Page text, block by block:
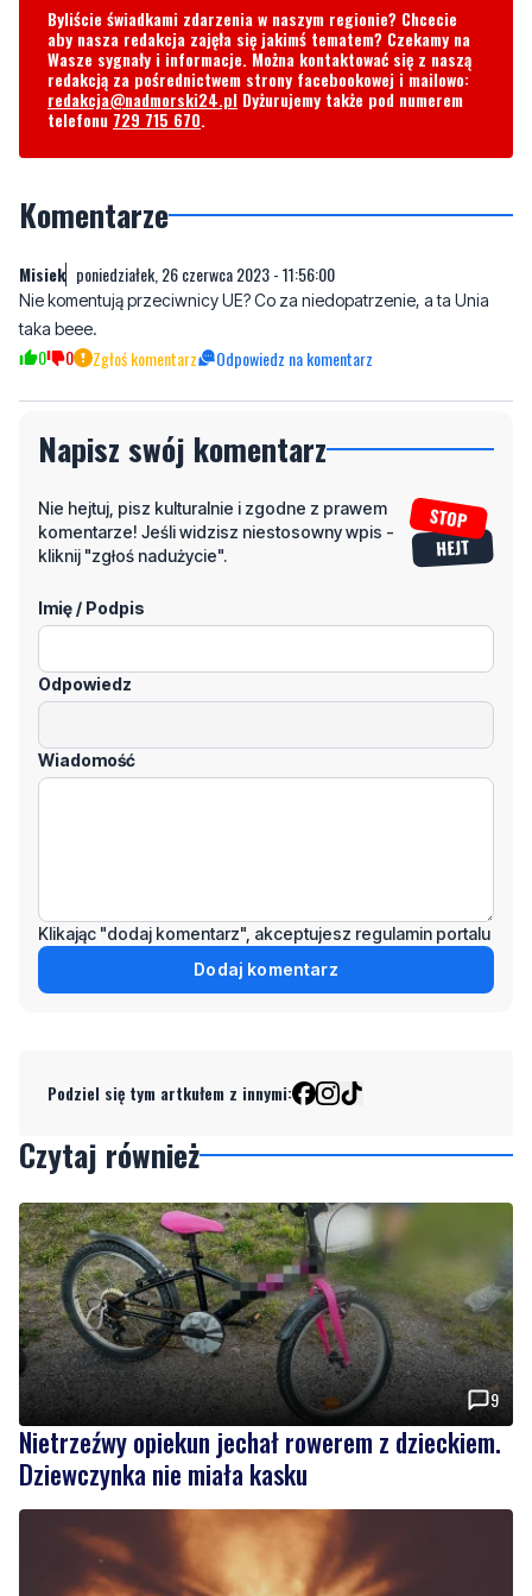
Byliście świadkami zdarzenia w naszym regionie? Chcecie
aby nasza redakcja zajęła się jakimś tematem? Czekamy na
Wasze sygnały i informacje. Można kontaktować się z naszą
redakcją za pośrednictwem strony facebookowej i mailowo:
redakcja@nadmorski24.pl Dyżurujemy także pod numerem
telefonu 729 715 670.
Komentarze
Misiek poniedziałek, 26 czerwca 2023 - 11:56:00
Nie komentują przeciwnicy UE? Co za niedopatrzenie, a ta Unia
taka beee.
0 0 Zgłoś komentarz Odpowiedz na komentarz
Napisz swój komentarz
Nie hejtuj, pisz kulturalnie i zgodne z prawem
komentarze! Jeśli widzisz niestosowny wpis -
kliknij "zgłoś nadużycie".
Imię / Podpis
Odpowiedz
Wiadomość
Klikając "dodaj komentarz", akceptujesz regulamin portalu
Dodaj komentarz
Podziel się tym artkułem z innymi:
Czytaj również
9
Nietrzeźwy opiekun jechał rowerem z dzieckiem.
Dziewczynka nie miała kasku